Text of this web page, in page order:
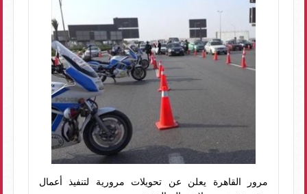
مرور القاهرة يعلن عن تحويلات مرورية لتنفيذ أعمال